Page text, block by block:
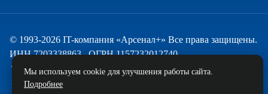
© 1993-2026 IT-компания «Арсенал+» Все права защищены.
ИНН 7203338863 , ОГРН 1157232012740
Техническая поддержка
и развитие — ECHO
Мы используем cookie для улучшения работы сайта.
Подробнее